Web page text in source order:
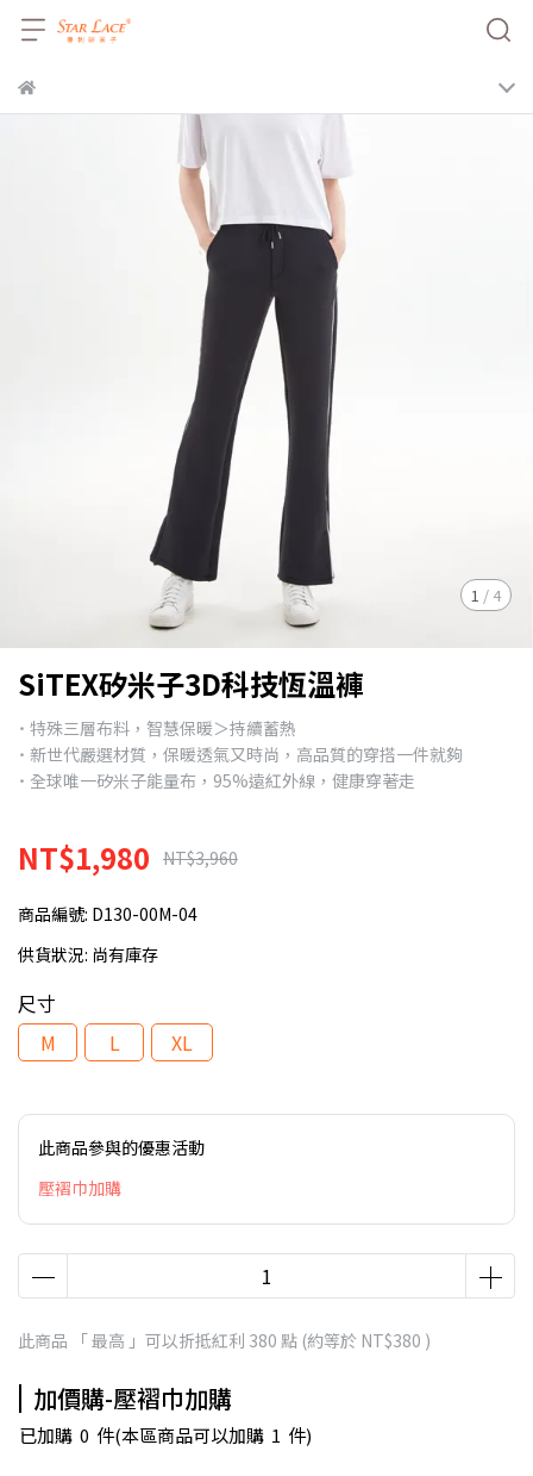
1 / 4
SiTEX矽米子3D科技恆溫褲
˙ 特殊三層布料，智慧保暖＞持續蓄熱
˙ 新世代嚴選材質，保暖透氣又時尚，高品質的穿搭一件就夠
˙ 全球唯一矽米子能量布，95%遠紅外線，健康穿著走
NT$1,980 NT$3,960
商品編號: D130-00M-04
供貨狀況: 尚有庫存
尺寸
M
L XL
此商品參與的優惠活動
壓褶巾加購
此商品 「 最高 」可以折抵紅利 380 點 (約等於 NT$380 )
加價購-壓褶巾加購
已加購 0 件(本區商品可以加購 1 件)